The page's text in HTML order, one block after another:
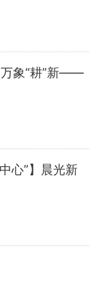
万象“耕”新——
心”】晨光新